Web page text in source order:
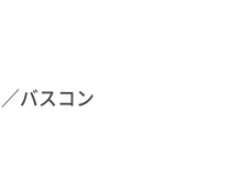
バスコン